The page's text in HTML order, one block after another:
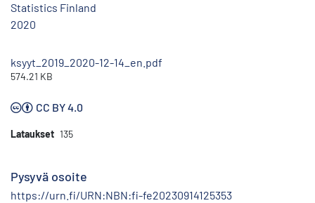
Statistics Finland
2020
ksyyt_2019_2020-12-14_en.pdf
574.21 KB
CC BY 4.0
Lataukset 135
Pysyvä osoite
https://urn.fi/URN:NBN:fi-fe20230914125353